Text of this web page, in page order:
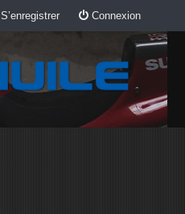
Connexion
S’enregistrer